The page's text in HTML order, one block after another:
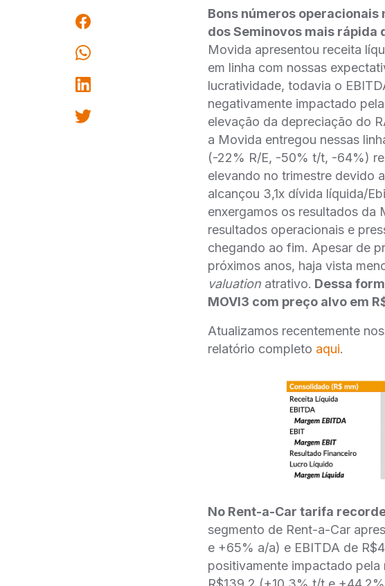
Bons números operacionais
dos Seminovos mais rápida
Movida apresentou receita
em linha com nossas
lucratividade, todavia o
negativamente impactado
elevação da depreciação do
a Movida entregou nessas
(-22% R/E, -50% t/t, -64%)
elevando no trimestre devido
alcançou 3,1x dívida líquida/
enxergamos os resultados da
resultados operacionais e
chegando ao fim. Apesar de
próximos anos, haja vista
valuation atrativo. Dessa
MOVI3 com preço alvo em
Atualizamos recentemente
relatório completo aqui.
No Rent-a-Car tarifa
segmento de Rent-a-Car
e +65% a/a) e EBITDA de
positivamente impactado